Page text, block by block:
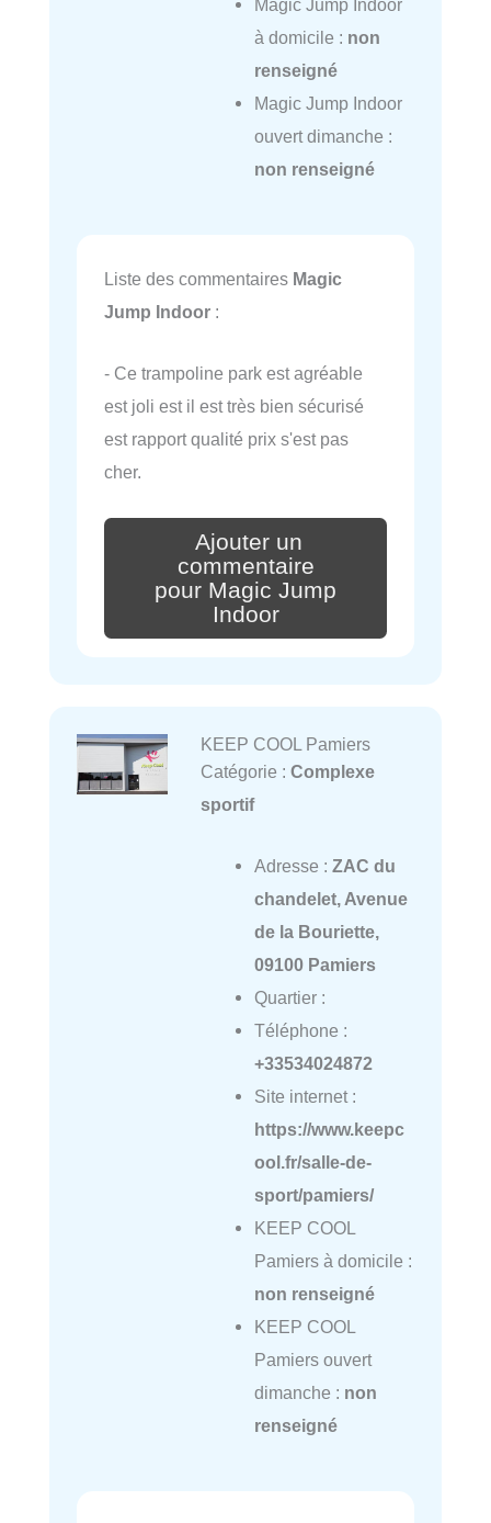
Magic Jump Indoor
à domicile : non
renseigné
Magic Jump Indoor
ouvert dimanche :
non renseigné
Liste des commentaires Magic
Jump Indoor :
- Ce trampoline park est agréable
est joli est il est très bien sécurisé
est rapport qualité prix s'est pas
cher.
Ajouter un
commentaire
pour Magic Jump
Indoor
KEEP COOL Pamiers
Catégorie : Complexe
sportif
Adresse : ZAC du
chandelet, Avenue
de la Bouriette,
09100 Pamiers
Quartier :
Téléphone :
+33534024872
Site internet :
https://www.keepc
ool.fr/salle-de-
sport/pamiers/
KEEP COOL
Pamiers à domicile :
non renseigné
KEEP COOL
Pamiers ouvert
dimanche : non
renseigné